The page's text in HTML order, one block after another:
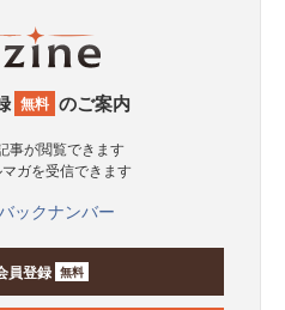
無料 のご案内
事が閲覧できます
マガを受信できます
ックナンバー
員登録 無料